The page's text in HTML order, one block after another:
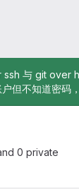
与 git over
但不知道密码
0 private